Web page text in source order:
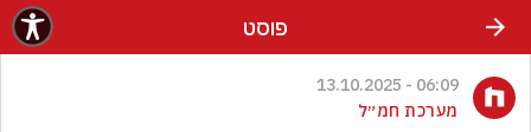
פוסט
06:09 - 13.10.2025
מערכת חמ״ל